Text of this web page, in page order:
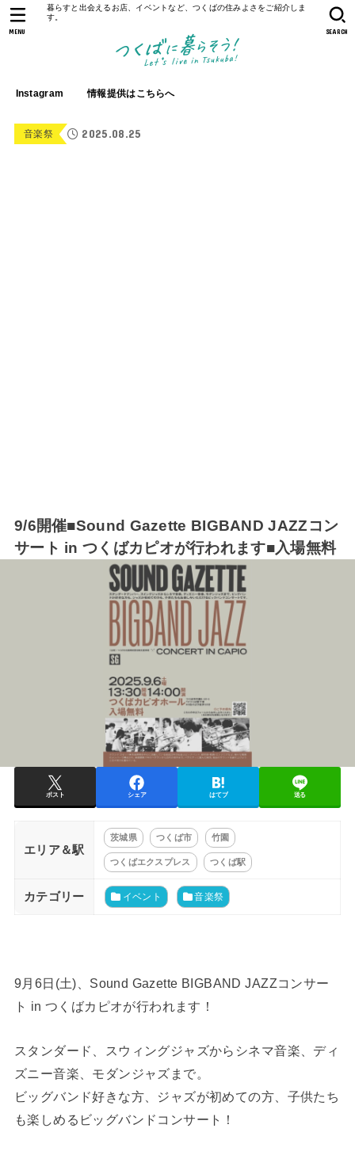
暮らすと出会えるお店、イベントなど、つくばの住みよさをご紹介しま
す。
Instagram 情報提供はこちらへ
SEARCH
MENU
音楽祭 2025.08.25
9/6開催■Sound Gazette BIGBAND JAZZコン
サート in つくばカピオが行われます■入場無料
ポスト シェア はてブ 送る
エリア＆駅
茨城県 つくば市 竹園
つくばエクスプレス つくば駅
カテゴリー イベント 音楽祭
9月6日(土)、Sound Gazette BIGBAND JAZZコンサー
ト in つくばカピオが行われます！
スタンダード、スウィングジャズからシネマ音楽、ディ
ズニー音楽、モダンジャズまで。
ビッグバンド好きな方、ジャズが初めての方、子供たち
も楽しめるビッグバンドコンサート！